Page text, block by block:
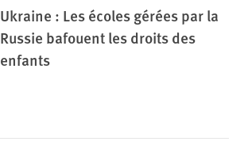
Ukraine : Les écoles gérées par la
Russie bafouent les droits des
enfants